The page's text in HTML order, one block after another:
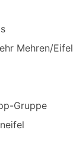
Mehren/Eifel
Gruppe